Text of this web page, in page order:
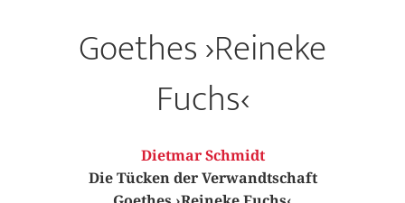
Goethes ›Reineke
Fuchs‹
Dietmar Schmidt
Die Tücken der Verwandtschaft